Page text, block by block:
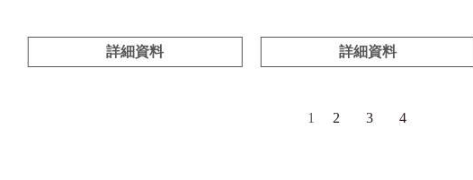
詳細資料 詳細資料
1 2 3 4